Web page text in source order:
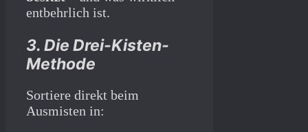
entbehrlich ist.
3. Die Drei-Kisten-
Methode
Sortiere direkt beim
Ausmisten in: